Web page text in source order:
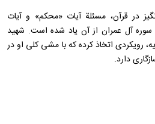
در قرآن، مسئلة آیات «محکم» و آیات
آل عمران از آن یاد شده است. شهید
رویکردی اتخاذ کرده که با مشی کلی او در
دارد.
برای این دو اصطلاح دست می‌زند و
مقابل واژه «متشابه» از «همانند» استفاده
محکم از آیات متشابه مطرح کرده‌اند